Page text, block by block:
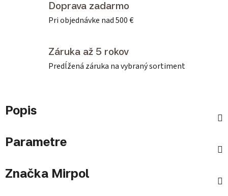
Doprava zadarmo
Pri objednávke nad 500 €
Záruka až 5 rokov
Predĺžená záruka na vybraný sortiment
Popis
Parametre
Značka Mirpol